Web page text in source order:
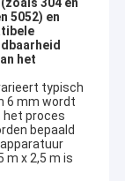
304 en
5052) en
het
typisch
6 mm wordt
het proces
bepaald
m x 2,5 m is